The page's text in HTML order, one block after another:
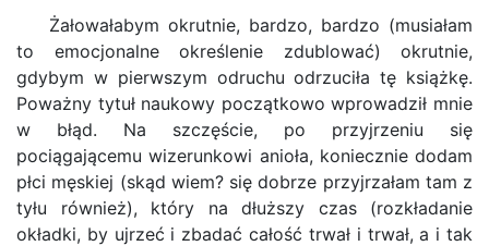
Żałowałabym okrutnie, bardzo, bardzo (musiałam
to emocjonalne określenie zdublować) okrutnie,
gdybym w pierwszym odruchu odrzuciła tę książkę.
Poważny tytuł naukowy początkowo wprowadził mnie
w błąd. Na szczęście, po przyjrzeniu się
pociągającemu wizerunkowi anioła, koniecznie dodam
płci męskiej (skąd wiem? się dobrze przyjrzałam tam z
tyłu również), który na dłuższy czas (rozkładanie
okładki, by ujrzeć i zbadać całość trwał i trwał, a i tak